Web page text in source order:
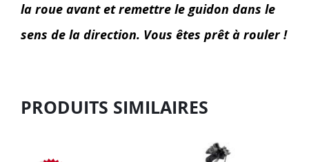
la roue avant et remettre le guidon dans le
sens de la direction. Vous êtes prêt à rouler !
PRODUITS SIMILAIRES